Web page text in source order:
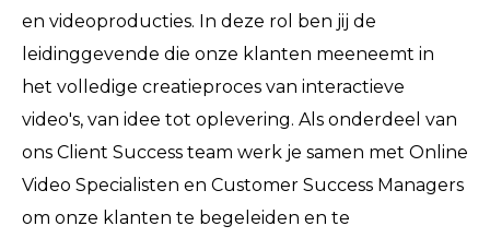
en videoproducties. In deze rol ben jij de
leidinggevende die onze klanten meeneemt in
het volledige creatieproces van interactieve
video's, van idee tot oplevering. Als onderdeel van
ons Client Success team werk je samen met Online
Video Specialisten en Customer Success Managers
om onze klanten te begeleiden en te